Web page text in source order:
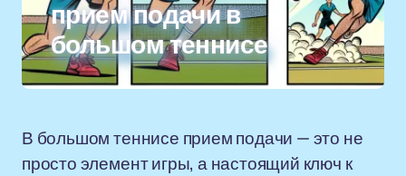
прием подачи в
большом теннисе
В большом теннисе прием подачи — это не
просто элемент игры, а настоящий ключ к